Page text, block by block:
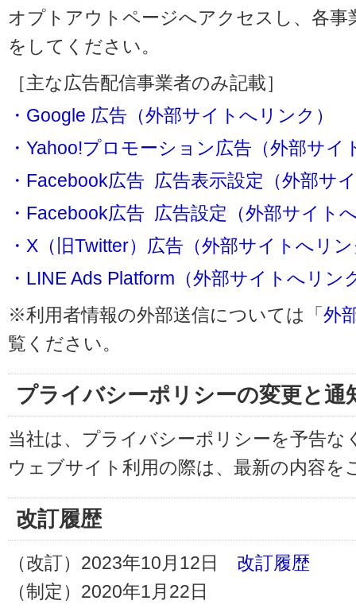
オプトアウトページへアクセスし、各
をしてください。
［主な広告配信事業者のみ記載］
・Google 広告（外部サイトへリンク）
・Yahoo!プロモーション広告（外部サイ
・Facebook広告 広告表示設定（外部サ
・Facebook広告 広告設定（外部サイト
・X（旧Twitter）広告（外部サイトへリ
・LINE Ads Platform（外部サイトへリン
※利用者情報の外部送信については「外
覧ください。
プライバシーポリシーの変更と通
当社は、プライバシーポリシーを予告
ウェブサイト利用の際は、最新の内容を
改訂履歴
（改訂）2023年10月12日 改訂履歴
（制定）2020年1月22日